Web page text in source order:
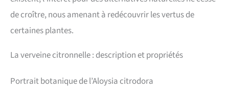
de croître, nous amenant à redécouvrir les vertus de
certaines plantes.
La verveine citronnelle : description et propriétés
Portrait botanique de l’Aloysia citrodora